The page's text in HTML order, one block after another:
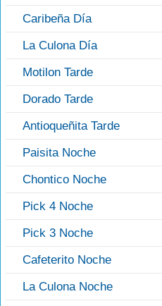
Caribeña Día
La Culona Día
Motilon Tarde
Dorado Tarde
Antioqueñita Tarde
Paisita Noche
Chontico Noche
Pick 4 Noche
Pick 3 Noche
Cafeterito Noche
La Culona Noche